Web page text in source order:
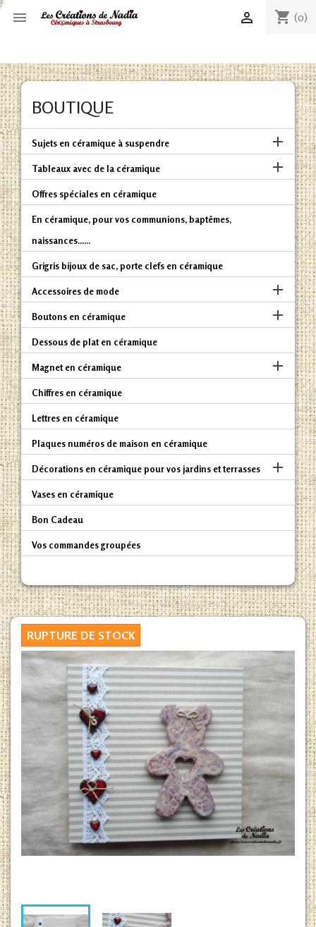
 shopping_cart (0)

BOUTIQUE
Sujets en céramique à suspendre 
Tableaux avec de la céramique 
Offres spéciales en céramique
En céramique, pour vos communions, baptêmes,
naissances......
Grigris bijoux de sac, porte clefs en céramique
Accessoires de mode 
Boutons en céramique 
Dessous de plat en céramique
Magnet en céramique 
Chiffres en céramique
Lettres en céramique
Plaques numéros de maison en céramique
Décorations en céramique pour vos jardins et terrasses 
Vases en céramique
Bon Cadeau
Vos commandes groupées
RUPTURE DE STOCK